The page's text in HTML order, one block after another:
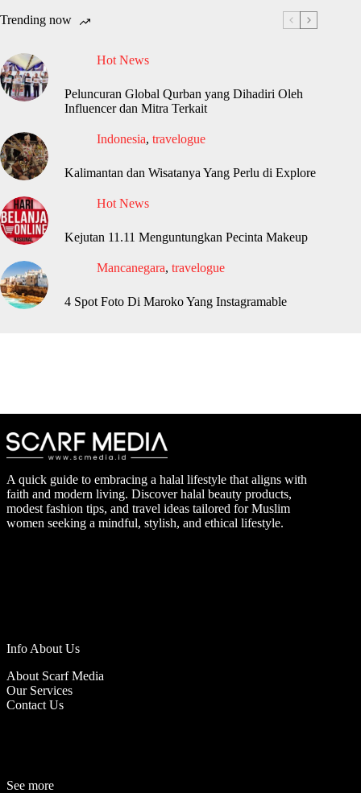
Trending now
Hot News
Peluncuran Global Qurban yang Dihadiri Oleh
Influencer dan Mitra Terkait
Indonesia, travelogue
Kalimantan dan Wisatanya Yang Perlu di Explore
Hot News
Kejutan 11.11 Menguntungkan Pecinta Makeup
Mancanegara, travelogue
4 Spot Foto Di Maroko Yang Instagramable
A quick guide to embracing a halal lifestyle that aligns with
faith and modern living. Discover halal beauty products,
modest fashion tips, and travel ideas tailored for Muslim
women seeking a mindful, stylish, and ethical lifestyle.
Info About Us
About Scarf Media
Our Services
Contact Us
See more